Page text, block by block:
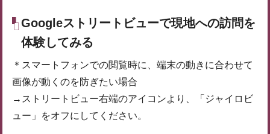
Googleストリートビューで現地への訪問を
体験してみる
＊スマートフォンでの閲覧時に、端末の動きに合わせて
画像が動くのを防ぎたい場合
→ストリートビュー右端のアイコンより、「ジャイロビ
ュー」をオフにしてください。